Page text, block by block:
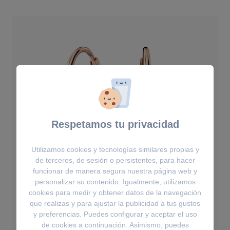
Pendientes
Respetamos tu privacidad
Utilizamos cookies y tecnologías similares propias y
de terceros, de sesión o persistentes, para hacer
funcionar de manera segura nuestra página web y
personalizar su contenido. Igualmente, utilizamos
cookies para medir y obtener datos de la navegación
que realizas y para ajustar la publicidad a tus gustos
y preferencias. Puedes configurar y aceptar el uso
de cookies a continuación. Asimismo, puedes